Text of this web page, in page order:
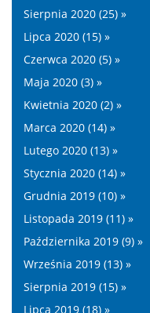
Sierpnia 2020 (25) »
Lipca 2020 (15) »
Czerwca 2020 (5) »
Maja 2020 (3) »
Kwietnia 2020 (2) »
Marca 2020 (14) »
Lutego 2020 (13) »
Stycznia 2020 (14) »
Grudnia 2019 (10) »
Listopada 2019 (11) »
Października 2019 (9) »
Września 2019 (13) »
Sierpnia 2019 (15) »
Lipca 2019 (18) »